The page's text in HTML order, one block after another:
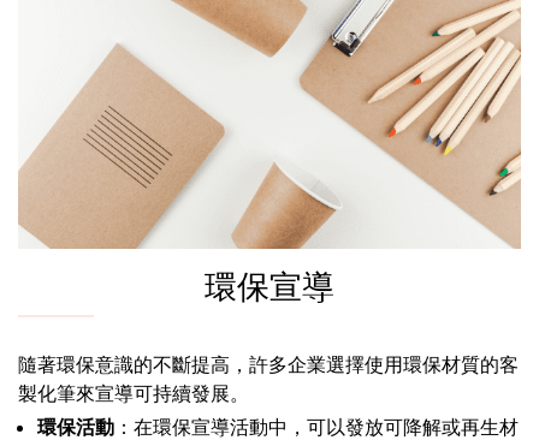
環保宣導
隨著環保意識的不斷提高，許多企業選擇使用環保材質的客
製化筆來宣導可持續發展。
環保活動 ：在環保宣導活動中，可以發放可降解或再生材